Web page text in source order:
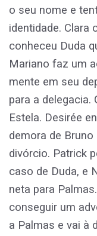
o seu nome e
identidade. Clara
conheceu Duda
Mariano faz um
mente em seu
para a delegacia.
Estela. Desirée
demora de
divórcio. Patrick
caso de Duda, e
neta para
conseguir um
a Palmas e vai à